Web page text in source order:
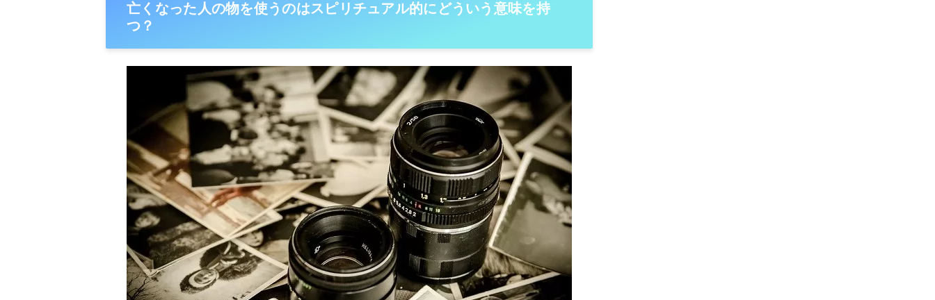
亡くなった人の物を使うのはスピリチュアル的にどういう意味を持
つ？